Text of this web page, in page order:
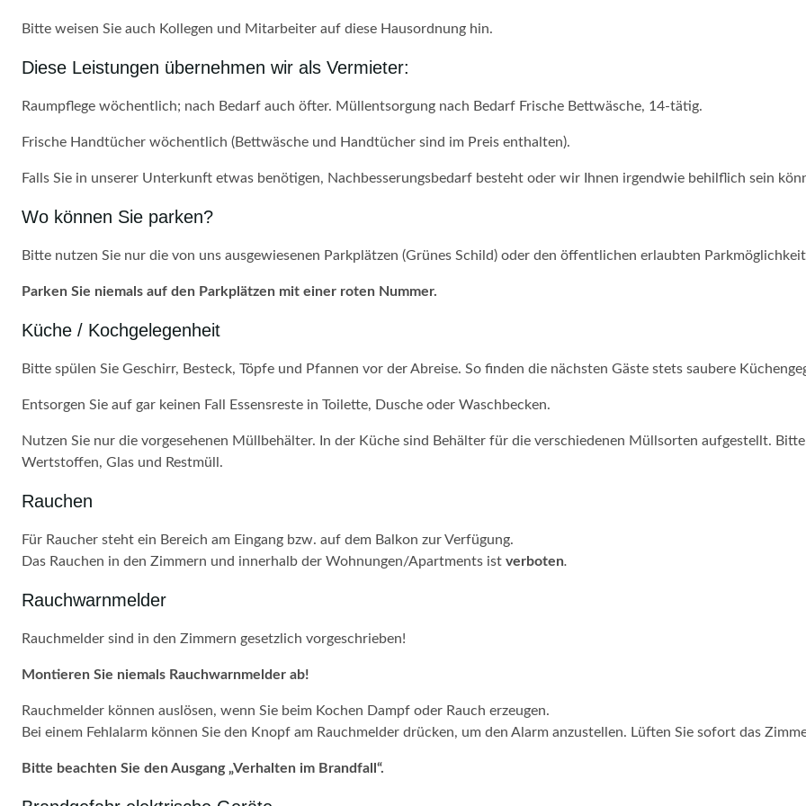
Bitte weisen Sie auch Kollegen und Mitarbeiter auf diese Hausordnung hin.
Diese Leistungen übernehmen wir als Vermieter:
Raumpflege wöchentlich; nach Bedarf auch öfter. Müllentsorgung nach Bedarf Frische Bettwäsche, 14-tätig.
Frische Handtücher wöchentlich (Bettwäsche und Handtücher sind im Preis enthalten).
Falls Sie in unserer Unterkunft etwas benötigen, Nachbesserungsbedarf besteht oder wir Ihnen irgendwie behilflich sein
Wo können Sie parken?
Bitte nutzen Sie nur die von uns ausgewiesenen Parkplätzen (Grünes Schild) oder den öffentlichen erlaubten
Parken Sie niemals auf den Parkplätzen mit einer roten Nummer.
Küche / Kochgelegenheit
Bitte spülen Sie Geschirr, Besteck, Töpfe und Pfannen vor der Abreise. So finden die nächsten Gäste stets saubere
Entsorgen Sie auf gar keinen Fall Essensreste in Toilette, Dusche oder Waschbecken.
Nutzen Sie nur die vorgesehenen Müllbehälter. In der Küche sind Behälter für die verschiedenen Müllsorten aufgestellt.
Wertstoffen, Glas und Restmüll.
Rauchen
Für Raucher steht ein Bereich am Eingang bzw. auf dem Balkon zur Verfügung.
Das Rauchen in den Zimmern und innerhalb der Wohnungen/Apartments ist verboten.
Rauchwarnmelder
Rauchmelder sind in den Zimmern gesetzlich vorgeschrieben!
Montieren Sie niemals Rauchwarnmelder ab!
Rauchmelder können auslösen, wenn Sie beim Kochen Dampf oder Rauch erzeugen.
Bei einem Fehlalarm können Sie den Knopf am Rauchmelder drücken, um den Alarm anzustellen. Lüften Sie sofort das
Bitte beachten Sie den Ausgang „Verhalten im Brandfall“.